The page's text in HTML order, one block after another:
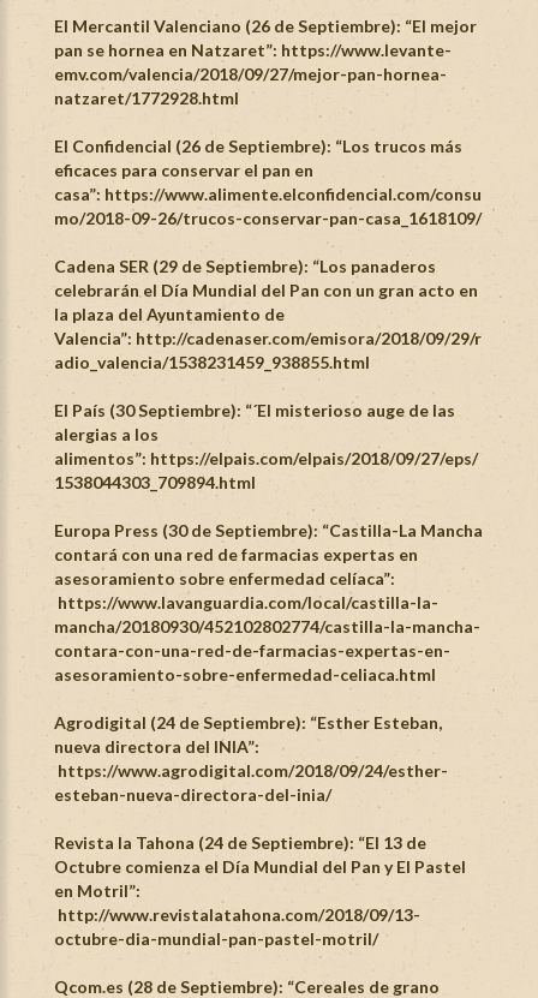
El Mercantil Valenciano (26 de Septiembre): “El mejor
pan se hornea en Natzaret”: https://www.levante-
emv.com/valencia/2018/09/27/mejor-pan-hornea-
natzaret/1772928.html
El Confidencial (26 de Septiembre): “Los trucos más
eficaces para conservar el pan en
casa”: https://www.alimente.elconfidencial.com/consu
mo/2018-09-26/trucos-conservar-pan-casa_1618109/
Cadena SER (29 de Septiembre): “Los panaderos
celebrarán el Día Mundial del Pan con un gran acto en
la plaza del Ayuntamiento de
Valencia”: http://cadenaser.com/emisora/2018/09/29/r
adio_valencia/1538231459_938855.html
El País (30 Septiembre): “´El misterioso auge de las
alergias a los
alimentos”: https://elpais.com/elpais/2018/09/27/eps/
1538044303_709894.html
Europa Press (30 de Septiembre): “Castilla-La Mancha
contará con una red de farmacias expertas en
asesoramiento sobre enfermedad celíaca”:
https://www.lavanguardia.com/local/castilla-la-
mancha/20180930/452102802774/castilla-la-mancha-
contara-con-una-red-de-farmacias-expertas-en-
asesoramiento-sobre-enfermedad-celiaca.html
Agrodigital (24 de Septiembre): “Esther Esteban,
nueva directora del INIA”:
https://www.agrodigital.com/2018/09/24/esther-
esteban-nueva-directora-del-inia/
Revista la Tahona (24 de Septiembre): “El 13 de
Octubre comienza el Día Mundial del Pan y El Pastel
en Motril”:
http://www.revistalatahona.com/2018/09/13-
octubre-dia-mundial-pan-pastel-motril/
Qcom.es (28 de Septiembre): “Cereales de grano